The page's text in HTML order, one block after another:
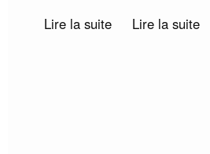
Lire la suite Lire la suite